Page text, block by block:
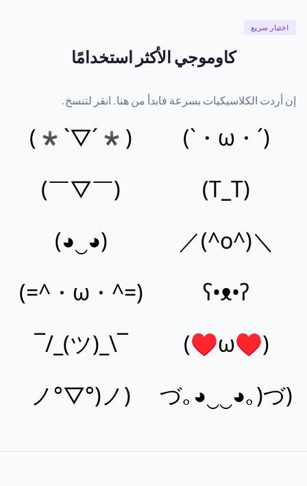
اختيار سريع
كاوموجي الأكثر استخدامًا
إن أردت الكلاسيكيات بسرعة فابدأ من هنا. انقر لتنسخ.
(´・ω・`)
(*´▽`*)
(T_T)
(￣▽￣)
＼(^o^)／
(◕‿◕)
ʕ•ᴥ•ʔ
(=^・ω・^=)
(♥ω♥)
¯\_(ツ)_/¯
(づ｡◕‿‿◕｡)づ
(ノ°▽°)ノ